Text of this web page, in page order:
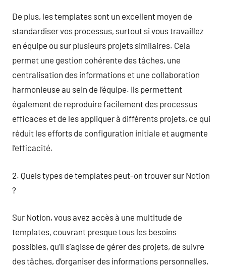
De plus, les templates sont un excellent moyen de
standardiser vos processus, surtout si vous travaillez
en équipe ou sur plusieurs projets similaires. Cela
permet une gestion cohérente des tâches, une
centralisation des informations et une collaboration
harmonieuse au sein de l’équipe. Ils permettent
également de reproduire facilement des processus
efficaces et de les appliquer à différents projets, ce qui
réduit les efforts de configuration initiale et augmente
l’efficacité.
2. Quels types de templates peut-on trouver sur Notion
?
Sur Notion, vous avez accès à une multitude de
templates, couvrant presque tous les besoins
possibles, qu’il s’agisse de gérer des projets, de suivre
des tâches, d’organiser des informations personnelles,